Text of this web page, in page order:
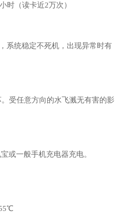
时（读卡近2万次）
系统稳定不死机，出现异常时有
受任意方向的水飞溅无有害的影
或一般手机充电器充电。